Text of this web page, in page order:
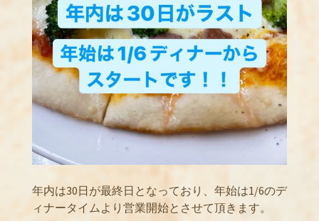
年内は30日が最終日となっており、年始は1/6のデ
ィナータイムより営業開始とさせて頂きます。